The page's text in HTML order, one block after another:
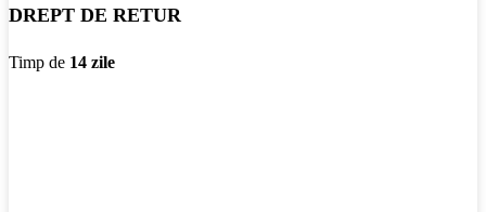
DREPT DE RETUR
Timp de 14 zile